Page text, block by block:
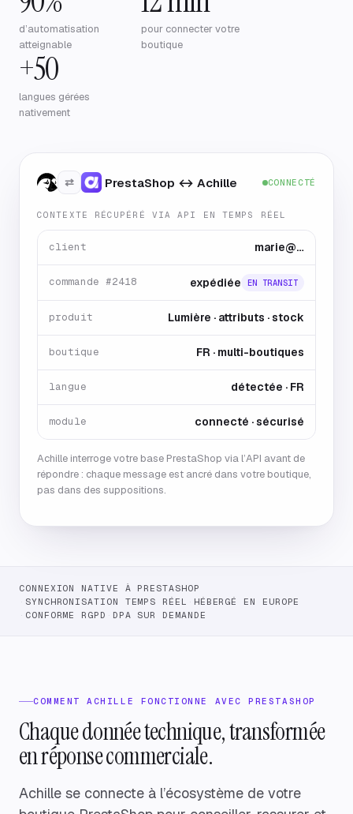
d’automatisation
atteignable
pour connecter votre
boutique
+50
langues gérées
nativement
⇄ PrestaShop ↔ Achille CONNECTÉ
CONTEXTE RÉCUPÉRÉ VIA API EN TEMPS RÉEL
client marie@…
commande #2418 expédiée EN TRANSIT
produit Lumière · attributs · stock
boutique FR · multi-boutiques
langue détectée · FR
module connecté · sécurisé
Achille interroge votre base PrestaShop via l’API avant de
répondre : chaque message est ancré dans votre boutique,
pas dans des suppositions.
CONNEXION NATIVE À PRESTASHOP
· SYNCHRONISATION TEMPS RÉEL · HÉBERGÉ EN EUROPE
· CONFORME RGPD · DPA SUR DEMANDE
COMMENT ACHILLE FONCTIONNE AVEC PRESTASHOP
Chaque donnée technique, transformée
en réponse commerciale.
Achille se connecte à l’écosystème de votre